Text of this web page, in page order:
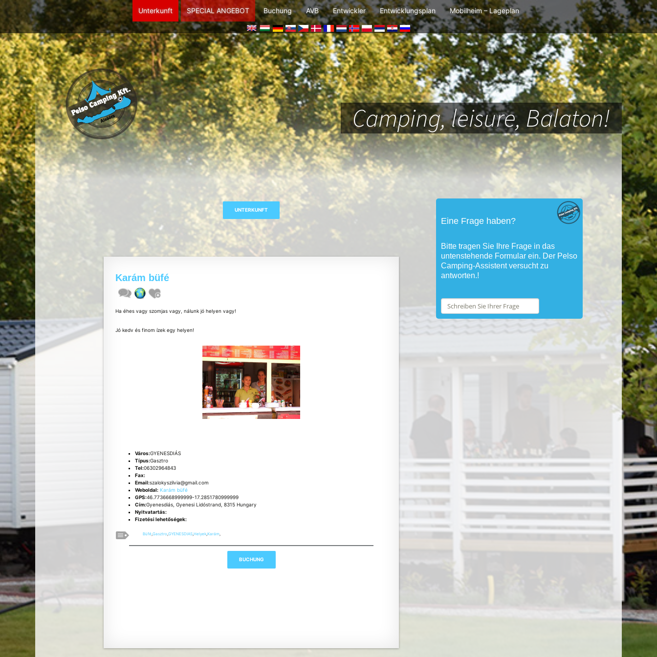
Unterkunft SPECIAL ANGEBOT Buchung AVB Entwickler Entwicklungsplan Mobilheim – Lageplan
Camping, leisure, Balaton!
Karám büfé
Ha éhes vagy szomjas vagy, nálunk jó helyen vagy!
Jó kedv és finom ízek egy helyen!
Város:GYENESDIÁS
Típus:Gasztro
Tel:06302964843
Fax:
Email:szalokyszilvia@gmail.com
Weboldal: Karám büfé
GPS:46.7736668999999-17.2851780999999
Cím:Gyenesdiás, Gyenesi Lidóstrand, 8315 Hungary
Nyitvatartás:
Fizetési lehetőségek:
Büfé,Gasztro,GYENESDIAS,Helyek,Karám,
Eine Frage haben?
Bitte tragen Sie Ihre Frage in das
untenstehende Formular ein. Der Pelso
Camping-Assistent versucht zu
antworten.!